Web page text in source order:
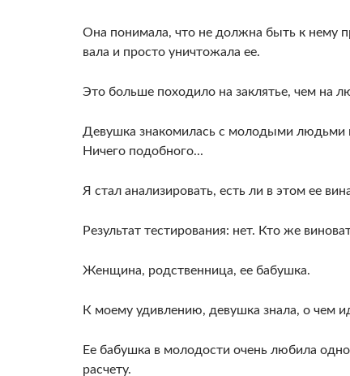
Она понимала, что не должна быть к нему
вала и просто уничтожала ее.
Это больше походи­ло на заклятье, чем на
Девушка знакоми­лась с молодыми людьми
Ничего подобного...
Я стал анализировать, есть ли в этом ее
Результат тестирования: нет. Кто же
Женщина, родственница, ее бабушка.
К моему удивлению, девушка знала, о чем
Ее бабушка в молодости очень любила
расче­ту.